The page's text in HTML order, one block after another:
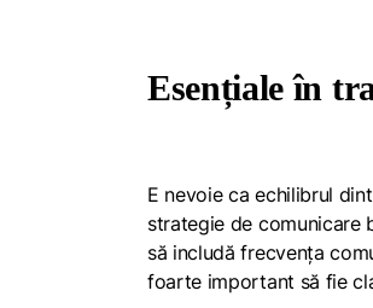
Esențiale în
E nevoie ca echilibrul
strategie de comunicare
să includă frecvența
foarte important să fie